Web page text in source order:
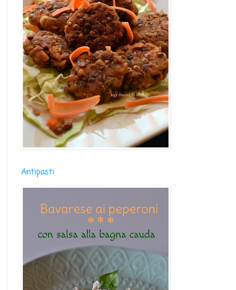
Antipasti